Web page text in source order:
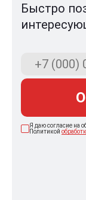
Быстро
Я даю согласие на
Политикой